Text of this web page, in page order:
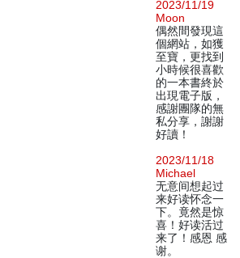
2023/11/19
Moon
偶然間發現這
個網站，如獲
至寶，更找到
小時候很喜歡
的一本書終於
出現電子版，
感謝團隊的無
私分享，謝謝
好讀！
2023/11/18
Michael
无意间想起过
来好读怀念一
下。竟然是惊
喜！好读活过
来了！感恩 感
谢。